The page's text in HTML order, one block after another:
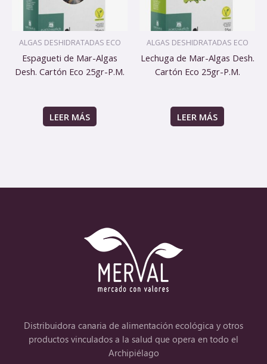
ALGAS DESHIDRATADAS ECO
Espagueti de Mar-Algas
Desh. Cartón Eco 25gr-P.M.
LEER MÁS
ALGAS DESHIDRATADAS ECO
Lechuga de Mar-Algas Desh.
Cartón Eco 25gr-P.M.
LEER MÁS
Distribuidora canaria de alimentación ecológica y otros
productos vinculados a la salud que opera en todo el
Archipiélago